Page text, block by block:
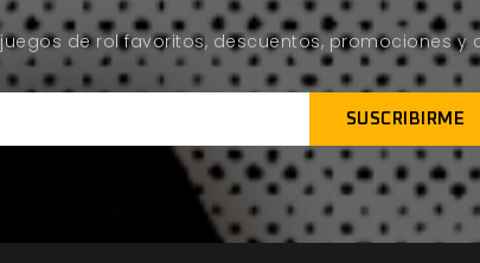
de rol favoritos, descuentos, promociones y